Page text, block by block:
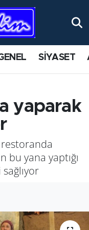
SİYASET
yaparak
restoranda
bu yana yaptığı
Fikstür